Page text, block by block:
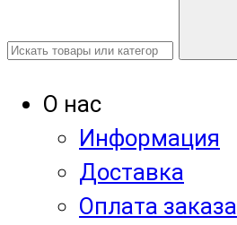
О нас
Информация
Доставка
Оплата заказа